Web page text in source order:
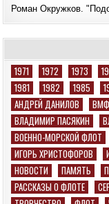
Роман Окружков.
1971 1972 1973
1981
1982 1985
АНДРЕЙ ДАНИЛОВ
ВМФ
ВЛАДИМИР ПАСЯКИН
ВОЕННО-МОРСКОЙ ФЛОТ
ИГОРЬ ХРИСТОФОРОВ
НОВОСТИ
ПАМЯТЬ
РАССКАЗЫ О ФЛОТЕ